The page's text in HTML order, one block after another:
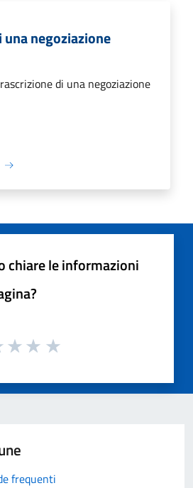
negoziazione
di una negoziazione
chiare le informazioni
frequenti